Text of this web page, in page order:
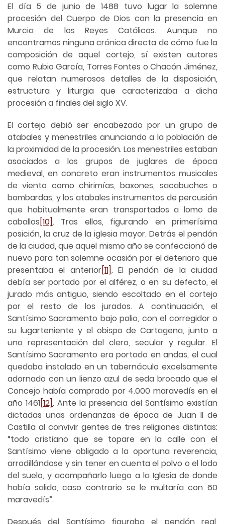
El día 5 de junio de 1488 tuvo lugar la solemne
procesión del Cuerpo de Dios con la presencia en
Murcia de los Reyes Católicos. Aunque no
encontramos ninguna crónica directa de cómo fue la
composición de aquel cortejo, sí existen autores
como Rubio García, Torres Fontes o Chacón Jiménez,
que relatan numerosos detalles de la disposición,
estructura y liturgia que caracterizaba a dicha
procesión a finales del siglo XV.
El cortejo debió ser encabezado por un grupo de
atabales y menestriles anunciando a la población de
la proximidad de la procesión. Los menestriles estaban
asociados a los grupos de juglares de época
medieval, en concreto eran instrumentos musicales
de viento como chirimías, baxones, sacabuches o
bombardas, y los atabales instrumentos de percusión
que habitualmente eran transportados a lomo de
caballos[10]. Tras ellos, figurando en primerísima
posición, la cruz de la iglesia mayor. Detrás el pendón
de la ciudad, que aquel mismo año se confeccionó de
nuevo para tan solemne ocasión por el deterioro que
presentaba el anterior[11]. El pendón de la ciudad
debía ser portado por el alférez, o en su defecto, el
jurado más antiguo, siendo escoltado en el cortejo
por el resto de los jurados. A continuación, el
Santísimo Sacramento bajo palio, con el corregidor o
su lugarteniente y el obispo de Cartagena, junto a
una representación del clero, secular y regular. El
Santísimo Sacramento era portado en andas, el cual
quedaba instalado en un tabernáculo excelsamente
adornado con un lienzo azul de seda brocado que el
Concejo había comprado por 4.000 maravedís en el
año 1461[12]. Ante la presencia del Santísimo existían
dictadas unas ordenanzas de época de Juan II de
Castilla al convivir gentes de tres religiones distintas:
“todo cristiano que se topare en la calle con el
Santísimo viene obligado a la oportuna reverencia,
arrodillándose y sin tener en cuenta el polvo o el lodo
del suelo, y acompañarlo luego a la Iglesia de donde
había salido, caso contrario se le multaría con 60
maravedís”.